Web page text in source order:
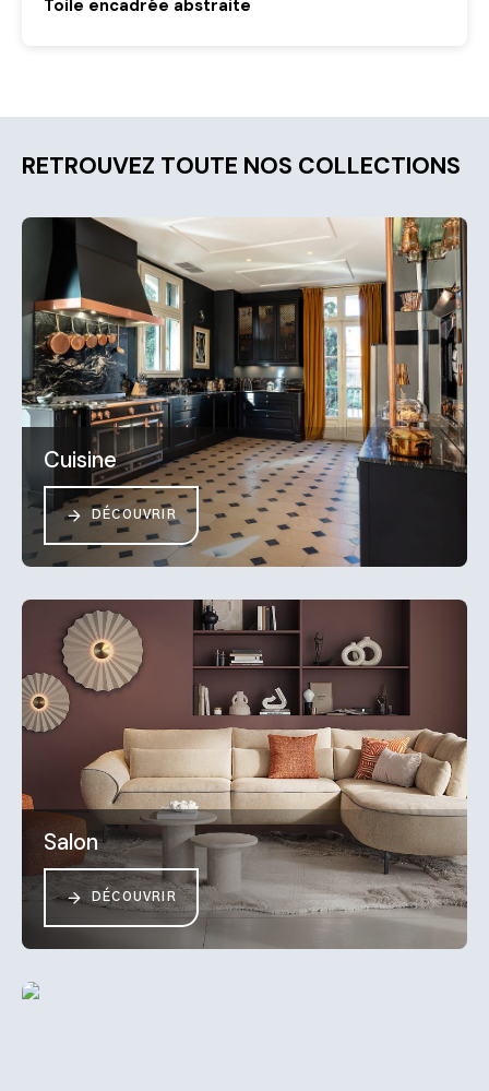
Toile encadrée abstraite
RETROUVEZ TOUTE NOS COLLECTIONS
Cuisine
DÉCOUVRIR
Salon
DÉCOUVRIR